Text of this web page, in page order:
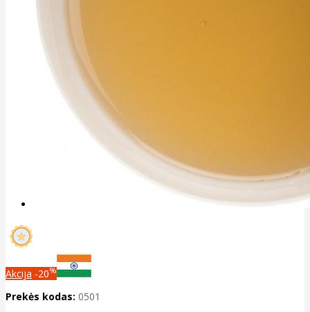
Akcija -20%
Prekės kodas: 0501